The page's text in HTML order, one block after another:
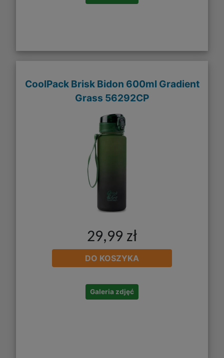
CoolPack Brisk Bidon 600ml Gradient
Grass 56292CP
29,99 zł
DO KOSZYKA
Galeria zdjęć